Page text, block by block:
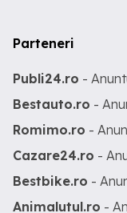
Parteneri
Publi24.ro -
Bestauto.ro -
Romimo.ro -
Cazare24.ro -
Bestbike.ro -
Animalutul.ro -